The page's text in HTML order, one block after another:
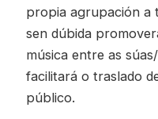
propia agrupación a
sen dúbida
música entre as
facilitará o traslado
público.